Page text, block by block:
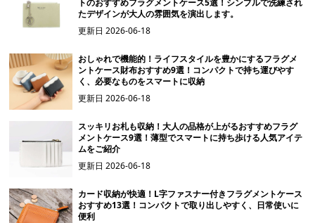
トのおすすめフラグメントケース5選！シンプルで洗練され
たデザインが大人の雰囲気を演出します。
更新日2026-06-18
おしゃれで機能的！ライフスタイルを豊かにするフラグメ
ントケース財布おすすめ9選！コンパクトで持ち運びやす
く、必要なものをスマートに収納
更新日2026-06-18
スッキリお札も収納！大人の品格が上がるおすすめフラグ
メントケース9選！薄型でスマートに持ち歩ける人気アイテ
ムをご紹介
更新日2026-06-18
カード収納が快適！L字ファスナー付きフラグメントケース
おすすめ13選！コンパクトで取り出しやすく、日常使いに
便利